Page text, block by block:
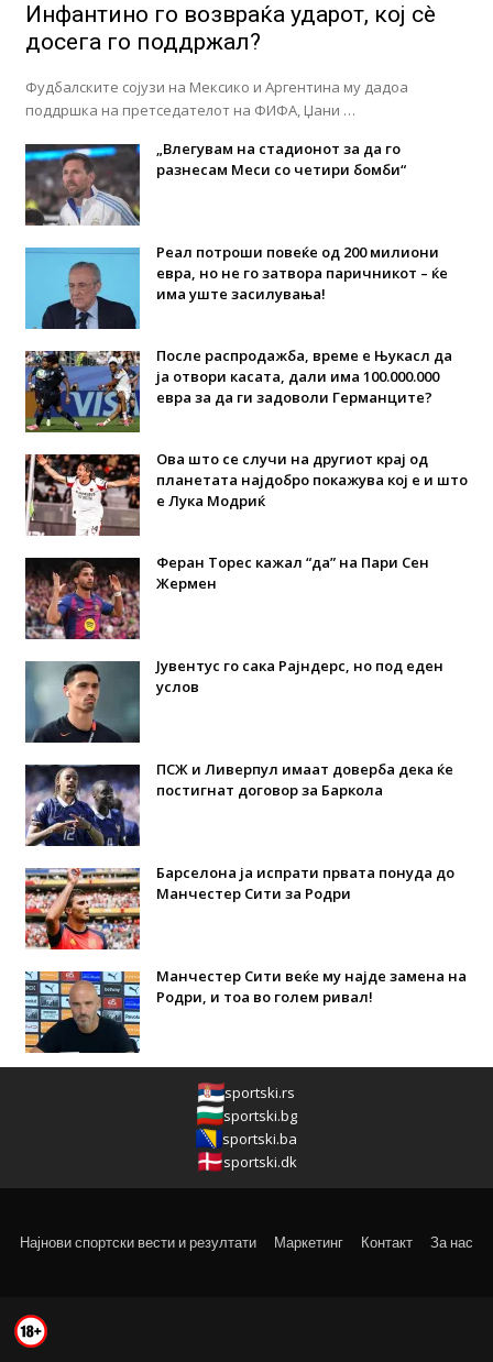
Инфантино го возвраќа ударот, кој сè
досега го поддржал?
Фудбалските сојузи на Мексико и Аргентина му дадоа
поддршка на претседателот на ФИФА, Џани …
„Влегувам на стадионот за да го
разнесам Меси со четири бомби“
Реал потроши повеќе од 200 милиони
евра, но не го затвора паричникот – ќе
има уште засилувања!
После распродажба, време е Њукасл да
ја отвори касата, дали има 100.000.000
евра за да ги задоволи Германците?
Ова што се случи на другиот крај од
планетата најдобро покажува кој е и што
е Лука Модриќ
Феран Торес кажал “да” на Пари Сен
Жермен
Јувентус го сака Рајндерс, но под еден
услов
ПСЖ и Ливерпул имаат доверба дека ќе
постигнат договор за Баркола
Барселона ја испрати првата понуда до
Манчестер Сити за Родри
Манчестер Сити веќе му најде замена на
Родри, и тоа во голем ривал!
sportski.rs
sportski.bg
sportski.ba
sportski.dk
Најнови спортски вести и резултати Маркетинг Контакт За нас